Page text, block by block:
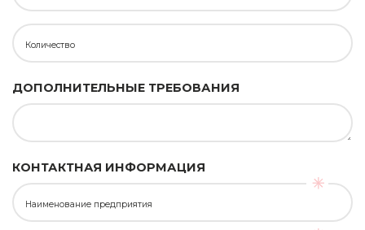
Количество
ДОПОЛНИТЕЛЬНЫЕ ТРЕБОВАНИЯ
КОНТАКТНАЯ ИНФОРМАЦИЯ
Наименование предприятия